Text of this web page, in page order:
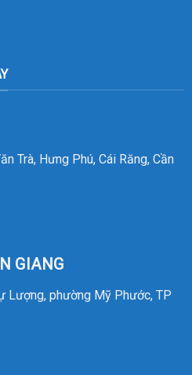
Trà, Hưng Phú, Cái Răng, Cần
GIANG
Lượng, phường Mỹ Phước, TP